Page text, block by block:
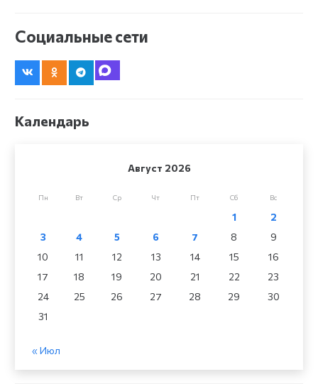
Социальные сети
Календарь
Август 2026
Пн Вт Ср Чт Пт Сб Вс
1
2
3
4 5 6 7 8
9
10
11 12 13 14 15
16
17
18 19 20 21 22
23
24
25 26 27 28 29
30
31
« Июл